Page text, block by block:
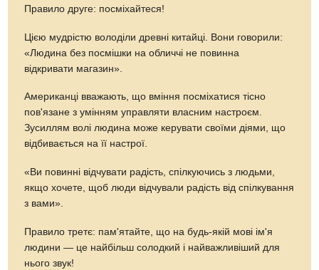
Правило друге: посміхайтеся!
Цією мудрістю володіли древні китайці. Вони говорили:
«Людина без посмішки на обличчі не повинна
відкривати магазин».
Американці вважають, що вміння посміхатися тісно
пов'язане з умінням управляти власним настроєм.
Зусиллям волі людина може керувати своїми діями, що
відбивається на її настрої.
«Ви повинні відчувати радість, спілкуючись з людьми,
якщо хочете, щоб люди відчували радість від спілкування
з вами».
Правило третє: пам'ятайте, що на будь-якій мові ім'я
людини — це найбільш солодкий і найважливіший для
нього звук!